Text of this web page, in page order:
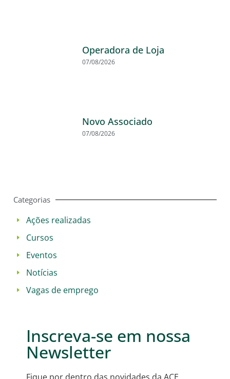
Operadora de Loja
07/08/2026
Novo Associado
07/08/2026
Categorias
Ações realizadas
Cursos
Eventos
Notícias
Vagas de emprego
Inscreva-se em nossa
Newsletter